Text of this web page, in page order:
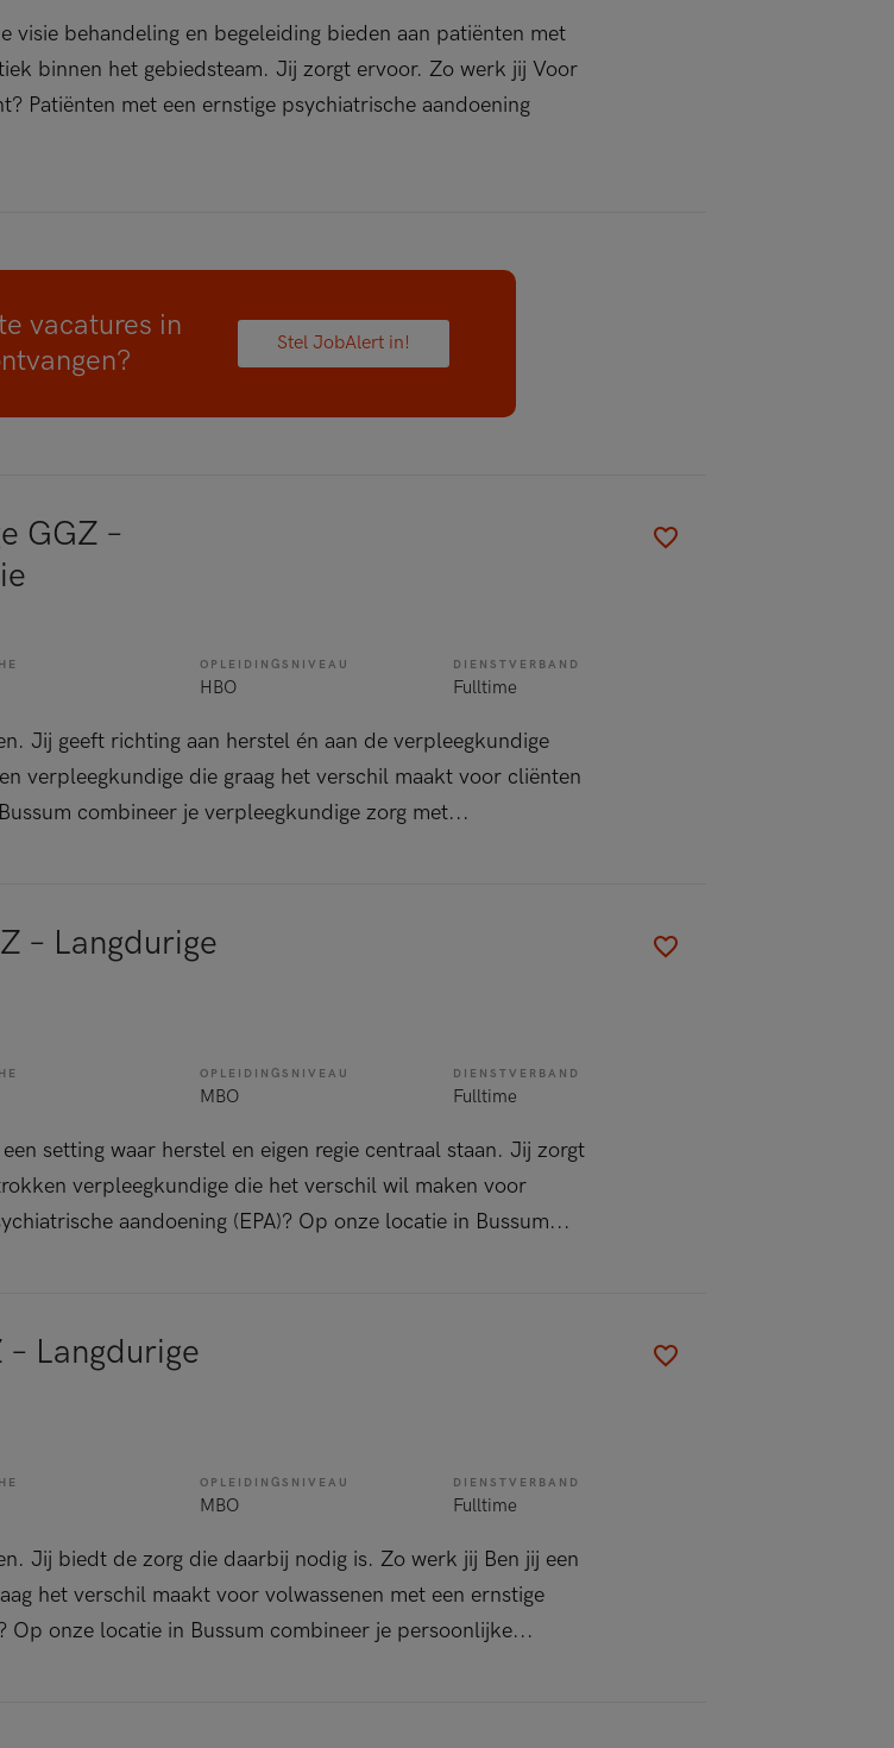
visie behandeling en begeleiding bieden aan patiënten met
binnen het gebiedsteam. Jij zorgt ervoor. Zo werk jij Voor
Patiënten met een ernstige psychiatrische aandoening
vacatures in
Stel JobAlert in!
GGZ –
OPLEIDINGSNIVEAU
HBO
DIENSTVERBAND
Fulltime
Jij geeft richting aan herstel én aan de verpleegkundige
verpleegkundige die graag het verschil maakt voor cliënten
combineer je verpleegkundige zorg met...
– Langdurige
OPLEIDINGSNIVEAU
MBO
DIENSTVERBAND
Fulltime
setting waar herstel en eigen regie centraal staan. Jij zorgt
verpleegkundige die het verschil wil maken voor
aandoening (EPA)? Op onze locatie in Bussum...
Langdurige
OPLEIDINGSNIVEAU
MBO
DIENSTVERBAND
Fulltime
Jij biedt de zorg die daarbij nodig is. Zo werk jij Ben jij een
het verschil maakt voor volwassenen met een ernstige
Op onze locatie in Bussum combineer je persoonlijke...